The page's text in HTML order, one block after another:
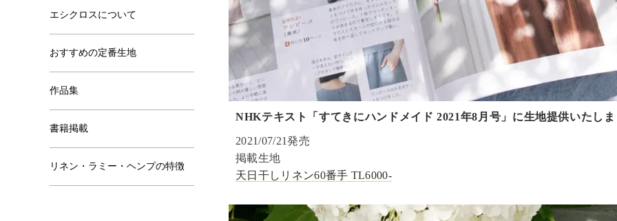
NHKテキスト「すてきにハンドメイド 2021年8月号」に生地提供いたし
2021/07/21発売
掲載生地
天日干しリネン60番手 TL6000-
エシクロスについて
おすすめの定番生地
作品集
書籍掲載
リネン・ラミー・ヘンプの特徴